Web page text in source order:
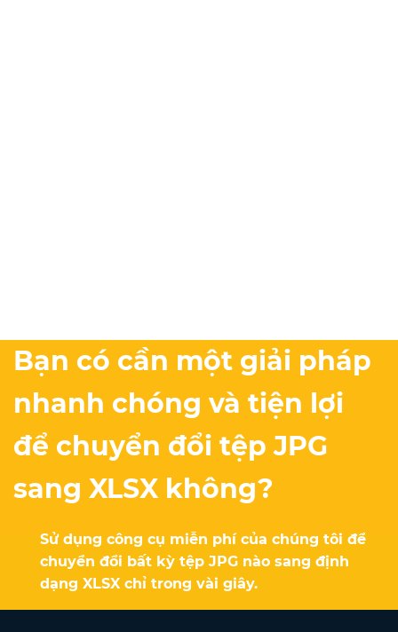
Bạn có cần một giải pháp
nhanh chóng và tiện lợi
để chuyển đổi tệp JPG
sang XLSX không?
Sử dụng công cụ miễn phí của chúng tôi để
chuyển đổi bất kỳ tệp JPG nào sang định
dạng XLSX chỉ trong vài giây.